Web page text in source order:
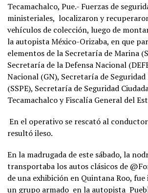
Tecamachalco, Pue.- Fuerzas de
ministeriales, localizaron y
vehículos de colección, luego de
la autopista México-Orizaba, en que
elementos de la Secretaría de Marina
Secretaría de la Defensa Nacional
Nacional (GN), Secretaría de
(SSPE), Secretaría de Seguridad
Tecamachalco y Fiscalía General del
En el operativo se rescató al
resultó ileso.
En la madrugada de este sábado, la
transportaba los autos clásicos de
de una exhibición en Quintana Roo,
un grupo armado en la autopista